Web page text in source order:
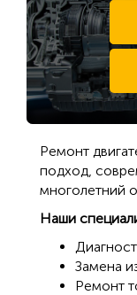
Ремонт
подход,
многолетний
Наши
Замена
Ремонт